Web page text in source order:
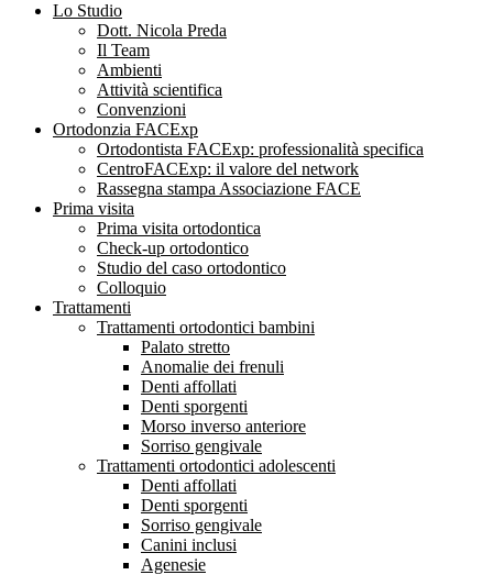
Lo Studio
Dott. Nicola Preda
Il Team
Ambienti
Attività scientifica
Convenzioni
Ortodonzia FACExp
Ortodontista FACExp: professionalità specifica
CentroFACExp: il valore del network
Rassegna stampa Associazione FACE
Prima visita
Prima visita ortodontica
Check-up ortodontico
Studio del caso ortodontico
Colloquio
Trattamenti
Trattamenti ortodontici bambini
Palato stretto
Anomalie dei frenuli
Denti affollati
Denti sporgenti
Morso inverso anteriore
Sorriso gengivale
Trattamenti ortodontici adolescenti
Denti affollati
Denti sporgenti
Sorriso gengivale
Canini inclusi
Agenesie